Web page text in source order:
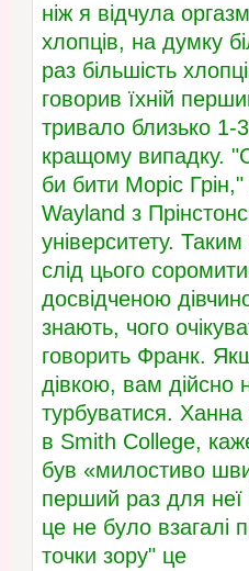
ніж я відчула
хлопців, на думку
раз більшість
говорив їхній
тривало близько 1-
кращому випадку.
би бити Моріс
Wayland з
університету.
слід цього
досвідченою
знають, чого
говорить Франк.
дівкою, вам
турбуватися.
в Smith College,
був «милостиво
перший раз для
це не було взагалі
точки зору" це